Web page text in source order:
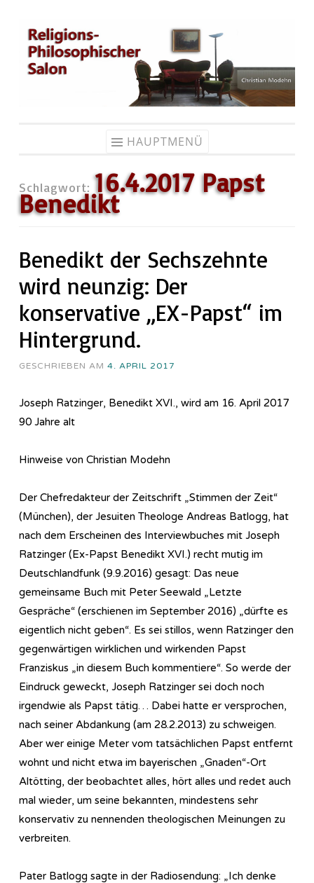
Zum
Inhalt
springen
HAUPTMENÜ
Schlagwort: 16.4.2017 Papst
Benedikt
Benedikt der Sechszehnte
wird neunzig: Der
konservative „EX-Papst“ im
Hintergrund.
GESCHRIEBEN AM 4. APRIL 2017
Joseph Ratzinger, Benedikt XVI., wird am 16. April 2017
90 Jahre alt
Hinweise von Christian Modehn
Der Chefredakteur der Zeitschrift „Stimmen der Zeit“
(München), der Jesuiten Theologe Andreas Batlogg, hat
nach dem Erscheinen des Interviewbuches mit Joseph
Ratzinger (Ex-Papst Benedikt XVI.) recht mutig im
Deutschlandfunk (9.9.2016) gesagt: Das neue
gemeinsame Buch mit Peter Seewald „Letzte
Gespräche“ (erschienen im September 2016) „dürfte es
eigentlich nicht geben“. Es sei stillos, wenn Ratzinger den
gegenwärtigen wirklichen und wirkenden Papst
Franziskus „in diesem Buch kommentiere“. So werde der
Eindruck geweckt, Joseph Ratzinger sei doch noch
irgendwie als Papst tätig… Dabei hatte er versprochen,
nach seiner Abdankung (am 28.2.2013) zu schweigen.
Aber wer einige Meter vom tatsächlichen Papst entfernt
wohnt und nicht etwa im bayerischen „Gnaden“-Ort
Altötting, der beobachtet alles, hört alles und redet auch
mal wieder, um seine bekannten, mindestens sehr
konservativ zu nennenden theologischen Meinungen zu
verbreiten.
Pater Batlogg sagte in der Ra­dio­sen­dung: „Ich denke